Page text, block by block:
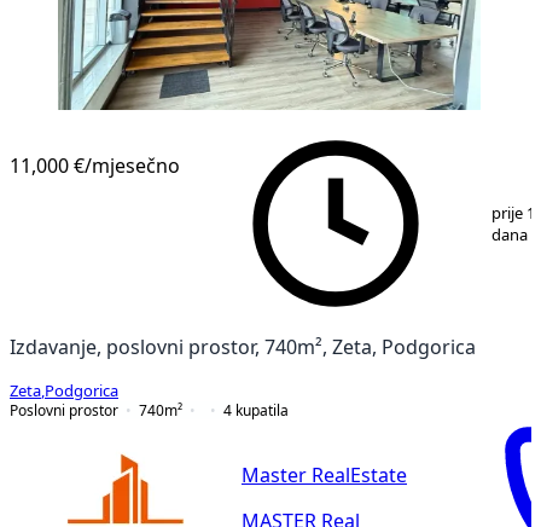
11,000 €/mjesečno
prije
dana
Izdavanje, poslovni prostor, 740m², Zeta, Podgorica
Zeta Podgorica
Poslovni prostor
740m² 4 kupatila
Master RealEstate
MASTER Real